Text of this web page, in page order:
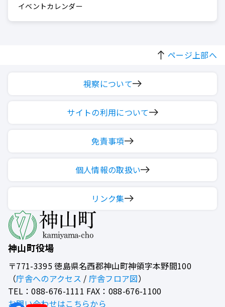
イベントカレンダー
ページ上部へ
神山町役場
〒771-3395徳島県名西郡神山町神領字本野間100
（庁舎へのアクセス / 庁舎フロア図）
TEL：088-676-1111 FAX：088-676-1100
お問い合わせはこちらから
視察について
サイトの利用について
免責事項
個人情報の取扱い
リンク集